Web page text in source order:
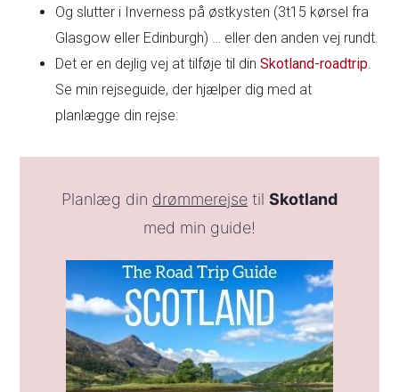
Og slutter i Inverness på østkysten (3t15 kørsel fra
Glasgow eller Edinburgh) … eller den anden vej rundt.
Det er en dejlig vej at tilføje til dinSkotland-roadtrip
Se min rejseguide, der hjælper dig med at
planlægge din rejse:
Planlæg din drømmerejse til Skotland
med min guide!